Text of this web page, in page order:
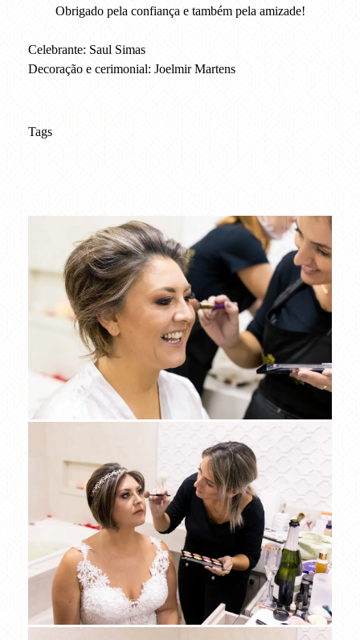
Obrigado pela confiança e também pela amizade!
Celebrante: Saul Simas
Decoração e cerimonial: Joelmir Martens
Tags